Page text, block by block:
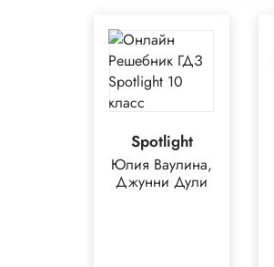
Spotlight
Юлия Ваулина,
Джунни Дули